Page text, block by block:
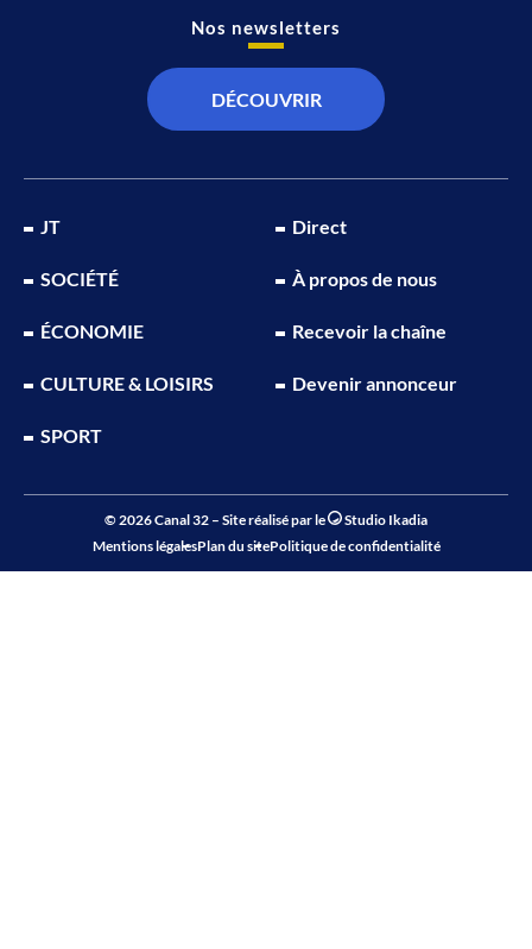
JT
SOCIÉTÉ
ÉCONOMIE
CULTURE & LOISIRS
SPORT
Direct
À propos de nous
Recevoir la chaîne
Devenir annonceur
Nos newsletters
DÉCOUVRIR
Mentions légalesPlan du sitePolitique de confidentialité
© 2026 Canal 32 – Site réalisé par le Studio Ikadia